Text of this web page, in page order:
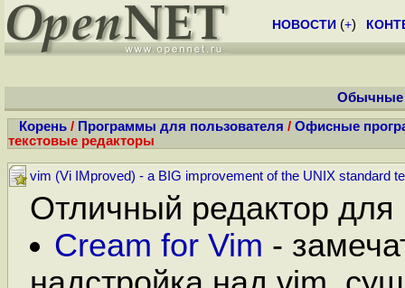
НОВОСТИ (+)
Обычные
Корень / Программы для пользователя / Офисные
текстовые редакторы
vim (Vi IMproved) - a BIG improvement of the UNIX standard
Отличный редактор для
Cream for Vim -